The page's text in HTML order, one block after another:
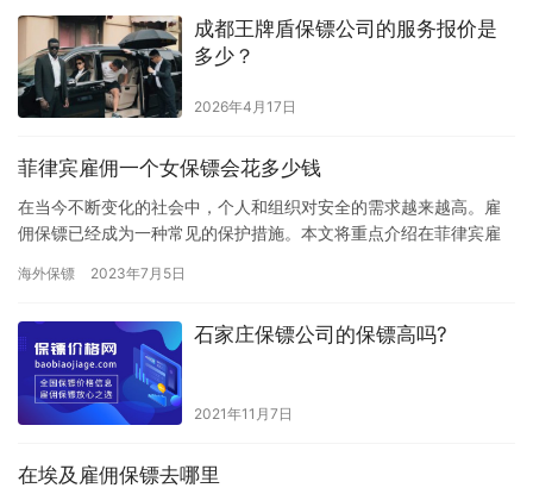
成都王牌盾保镖公司的服务报价是
多少？
2026年4月17日
菲律宾雇佣一个女保镖会花多少钱
在当今不断变化的社会中，个人和组织对安全的需求越来越高。雇
佣保镖已经成为一种常见的保护措施。本文将重点介绍在菲律宾雇
定，…
海外保镖 2023年7月5日
石家庄保镖公司的保镖高吗?
2021年11月7日
在埃及雇佣保镖去哪里